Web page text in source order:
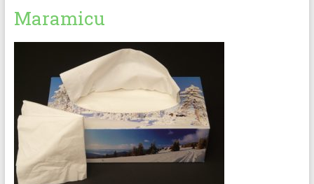
Maramicu